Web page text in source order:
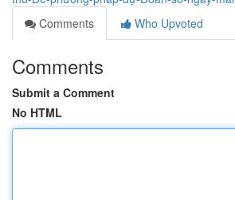
Comments
Who Upvoted
Comments
Submit a Comment
No HTML